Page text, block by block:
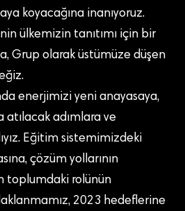
koyacağına inanıyoruz.
ülkemizin tanıtımı için bir
Grup olarak üstümüze düşen
enerjimizi yeni anayasaya,
atılacak adımlara ve
Eğitim sistemimizdeki
çözüm yollarının
toplumdaki rolünün
2023 hedeflerine